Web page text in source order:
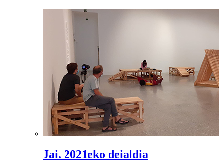
Jai. 2021eko deialdia